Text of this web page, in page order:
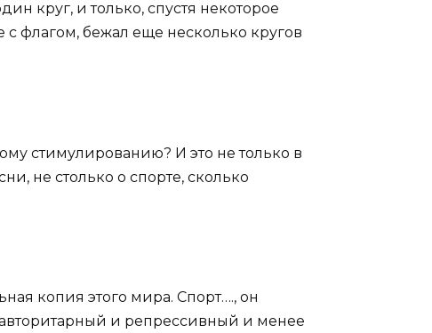
круг, и только, спустя некоторое
флагом, бежал еще несколько кругов
стимулированию? И это не только в
не столько о спорте, сколько
копия этого мира. Спорт…., он
и репрессивный и менее